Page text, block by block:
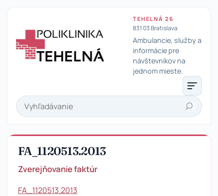
TEHELNÁ 26
831 03 Bratislava
Ambulancie, služby a
informácie pre
návštevníkov na
jednom mieste.
Hľadať
FA_1120513.2013
Zverejňovanie faktúr
FA_1120513.2013